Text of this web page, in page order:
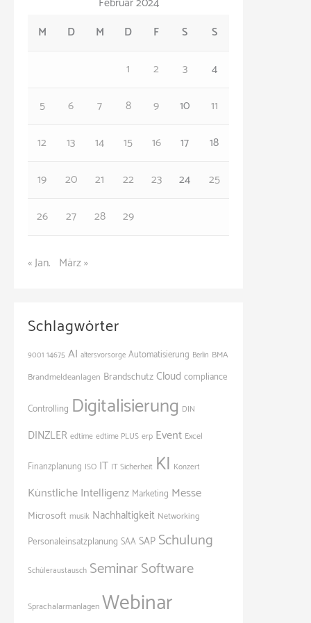
M
D M D F S
S
1
2 3
4
5
6 7 8 9 10
11
12
13 14 15 16 17
18
19
20 21 22 23 24
25
26
27 28 29
« Jan. März »
Schlagwörter
9001 14675 AI altersvorsorge Automatisierung Berlin BMA
Brandmeldeanlagen BrandschutzCloud compliance
Controlling Digitalisierung DIN
DINZLER edtime edtime PLUS erp Event Excel
Finanzplanung ISO IT IT Sicherheit KI Konzert
Künstliche Intelligenz Marketing Messe
Microsoft musik Nachhaltigkeit Networking
Personaleinsatzplanung SAASAP Schulung
Schüleraustausch SeminarSoftware
Sprachalarmanlagen Webinar